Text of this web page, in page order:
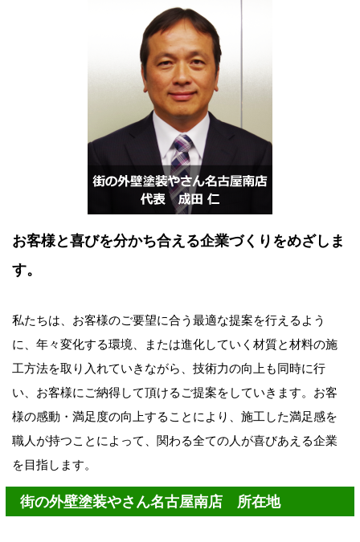
お客様と喜びを分かち合える企業づくりをめざしま
す。
私たちは、お客様のご要望に合う最適な提案を行えるよう
に、年々変化する環境、または進化していく材質と材料の施
工方法を取り入れていきながら、技術力の向上も同時に行
い、お客様にご納得して頂けるご提案をしていきます。お客
様の感動・満足度の向上することにより、施工した満足感を
職人が持つことによって、関わる全ての人が喜びあえる企業
を目指します。
街の外壁塗装やさん名古屋南店 所在地